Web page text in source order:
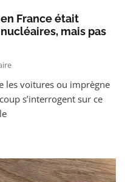
France était
mais pas
les voitures ou imprègne
s’interrogent sur ce